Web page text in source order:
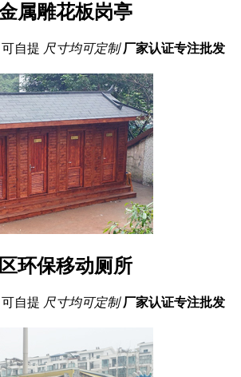
属雕花板岗亭
自提 尺寸均可定制 厂家认证专注批发
环保移动厕所
自提 尺寸均可定制 厂家认证专注批发